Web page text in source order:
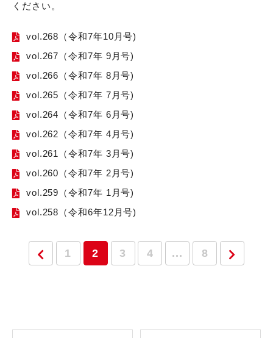
ください。
vol.268（令和7年10月号)
vol.267（令和7年 9月号)
vol.266（令和7年 8月号)
vol.265（令和7年 7月号)
vol.264（令和7年 6月号)
vol.262（令和7年 4月号)
vol.261（令和7年 3月号)
vol.260（令和7年 2月号)
vol.259（令和7年 1月号)
vol.258（令和6年12月号)
1 2 3 4 ... 8